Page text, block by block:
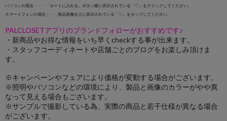
パソコンの場合・・・「カートに入れる」ボタン横に表示されている「♡」をクリックしてください。
スマートフォンの場合・・・商品画像右上に表示されている「♡」をタップしてください。
PALCLOSETアプリのブランドフォローがおすすめです♪
・新商品やお得な情報をいち早くcheckする事が出来ます。
・スタッフコーディネートや店舗ごとのブログをお楽しみ頂けま
す。
※キャンペーンやフェアにより価格が変動する場合がございます。
※照明やパソコンなどの環境により、製品と画像のカラーがやや異
なって見える場合もございます。
※サンプルで撮影している為、実際の商品と若干仕様が異なる場合
がございます。